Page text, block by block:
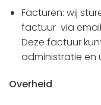
Facturen: wij
factuur via email
Deze factuur
administratie en
Overheid